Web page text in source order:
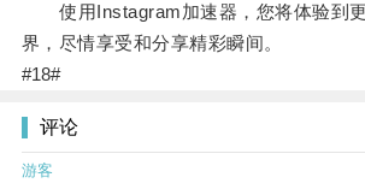
使用Instagram加速器，您将体验到更
界，尽情享受和分享精彩瞬间。
#18#
评论
游客